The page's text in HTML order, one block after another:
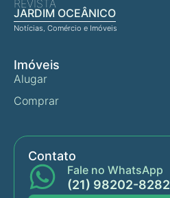
REVISTA
JARDIM OCEÂNICO
Notícias, Comércio e Imóveis
Imóveis
Alugar
Comprar
Contato
Fale no WhatsApp
(21) 98202-8282